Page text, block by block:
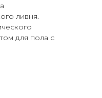
ливня.
для пола с